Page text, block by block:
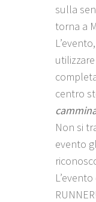
sulla
torna a
centro
Non si
evento